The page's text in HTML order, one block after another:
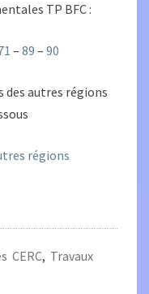
TP BFC :
– 89 – 90
des autres régions
régions
CERC, Travaux